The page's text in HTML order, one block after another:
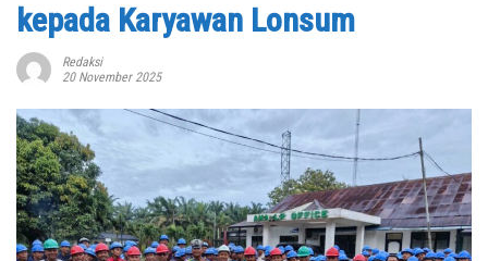
kepada Karyawan Lonsum
Redaksi
20 November 2025